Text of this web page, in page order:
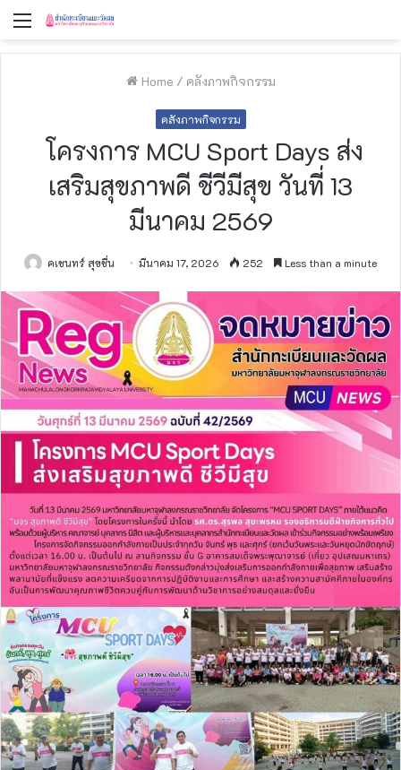
Menu
Home / คลังภาพกิจกรรม
คลังภาพกิจกรรม
โครงการ MCU Sport Days ส่ง
เสริมสุขภาพดี ชีวีมีสุข วันที่ 13
มีนาคม 2569
คเชนทร์ สุขชื่น มีนาคม 17, 2026 252 Less than a minute